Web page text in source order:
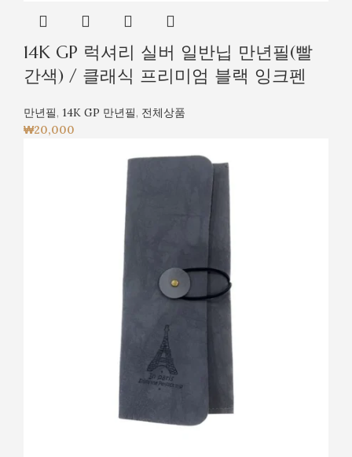
14K GP 럭셔리 실버 일반닙 만년필(빨
간색) / 클래식 프리미엄 블랙 잉크펜
만년필, 14K GP 만년필, 전체상품
₩20,000